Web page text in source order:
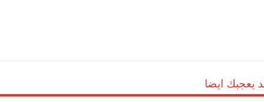
يعجبك ايضا